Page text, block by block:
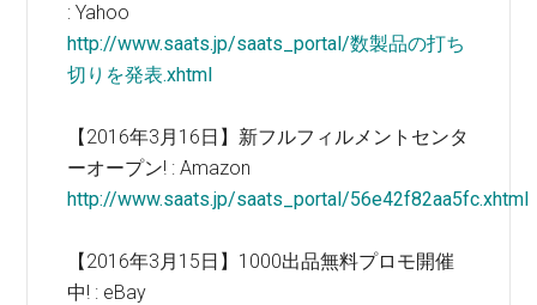
: Yahoo
http://www.saats.jp/saats_portal/数製品の打ち
切りを発表.xhtml
【2016年3月16日】新フルフィルメントセンタ
ーオープン! : Amazon
http://www.saats.jp/saats_portal/56e42f82aa5fc.xhtml
【2016年3月15日】1000出品無料プロモ開催
中! : eBay